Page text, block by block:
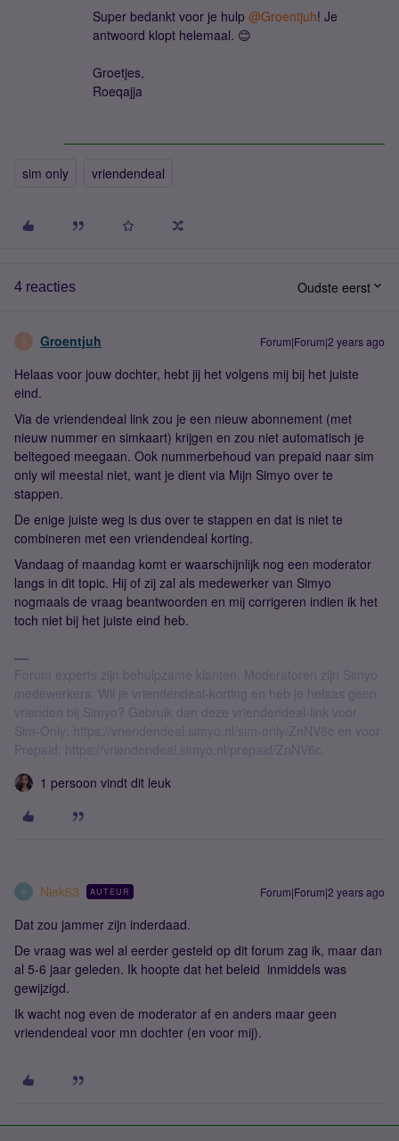
Super bedankt voor je hulp @Groentjuh! Je
antwoord klopt helemaal. 😊
Groetjes,
Roeqajja
sim only vriendendeal
4 reacties Oudste eerst
G Groentjuh Forum|Forum|2 years ago
Helaas voor jouw dochter, hebt jij het volgens mij bij het juiste
eind.
Via de vriendendeal link zou je een nieuw abonnement (met
nieuw nummer en simkaart) krijgen en zou niet automatisch je
beltegoed meegaan. Ook nummerbehoud van prepaid naar sim
only wil meestal niet, want je dient via Mijn Simyo over te
stappen.
De enige juiste weg is dus over te stappen en dat is niet te
combineren met een vriendendeal korting.
Vandaag of maandag komt er waarschijnlijk nog een moderator
langs in dit topic. Hij of zij zal als medewerker van Simyo
nogmaals de vraag beantwoorden en mij corrigeren indien ik het
toch niet bij het juiste eind heb.
Forum experts zijn behulpzame klanten. Moderatoren zijn Simyo
medewerkers. Wil je vriendendeal-korting en heb je helaas geen
vrienden bij Simyo? Gebruik dan deze vriendendeal-link voor
Sim-Only: https://vriendendeal.simyo.nl/sim-only/ZnNV6c en voor
Prepaid: https://vriendendeal.simyo.nl/prepaid/ZnNV6c.
1 persoon vindt dit leuk
N Niek63 AUTEUR Forum|Forum|2 years ago
Dat zou jammer zijn inderdaad.
De vraag was wel al eerder gesteld op dit forum zag ik, maar dan
al 5-6 jaar geleden. Ik hoopte dat het beleid inmiddels was
gewijzigd.
Ik wacht nog even de moderator af en anders maar geen
vriendendeal voor mn dochter (en voor mij).